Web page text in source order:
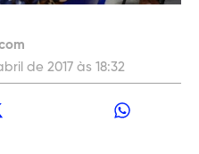
de 2017 às 18:32